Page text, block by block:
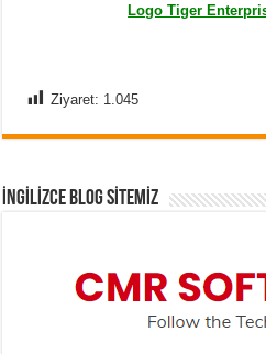
Logo Tiger
Ziyaret: 1.045
İNGİLİZCE BLOG SİTEMİZ